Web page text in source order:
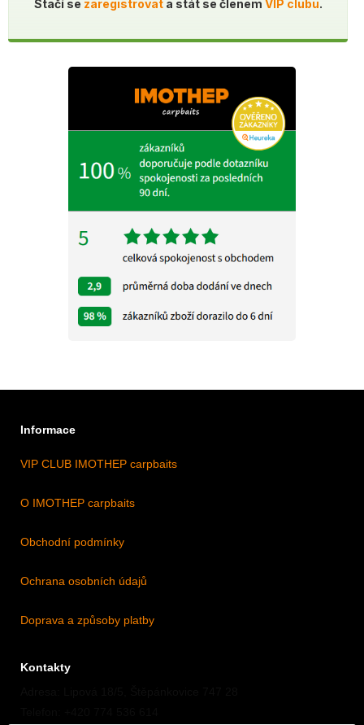
Stačí se zaregistrovata stát se členem VIP clubu.
Informace
VIP CLUB IMOTHEP carpbaits
O IMOTHEP carpbaits
Obchodní podmínky
Ochrana osobních údajů
Doprava a způsoby platby
Kontakty